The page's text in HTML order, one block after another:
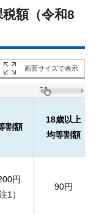
額（令和8
画面サイズで表示
割額
18歳以上
均等割額
円
1）
90円